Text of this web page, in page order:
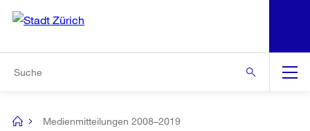
Navigation
[no
Medienmitteilungen 2008–2019